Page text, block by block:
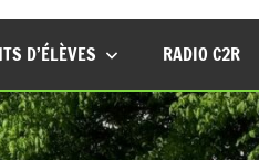
D’ÉLÈVES RADIO C2R